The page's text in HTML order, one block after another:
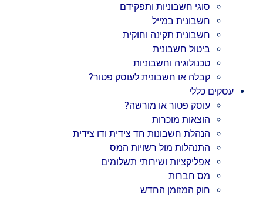
סוגי חשבוניות ותפקידם
חשבונית במייל
חשבונית תקינה וחוקית
ביטול חשבונית
טכנולוגיה וחשבוניות
קבלה או חשבונית לעוסק פטור?
עסקים כללי
עוסק פטור או מורשה?
הוצאות מוכרות
הנהלת חשבונות חד צידית ודו צידית
התנהלות מול רשויות המס
אפליקציות ושירותי תשלומים
מס חברות
חוק המזומן החדש